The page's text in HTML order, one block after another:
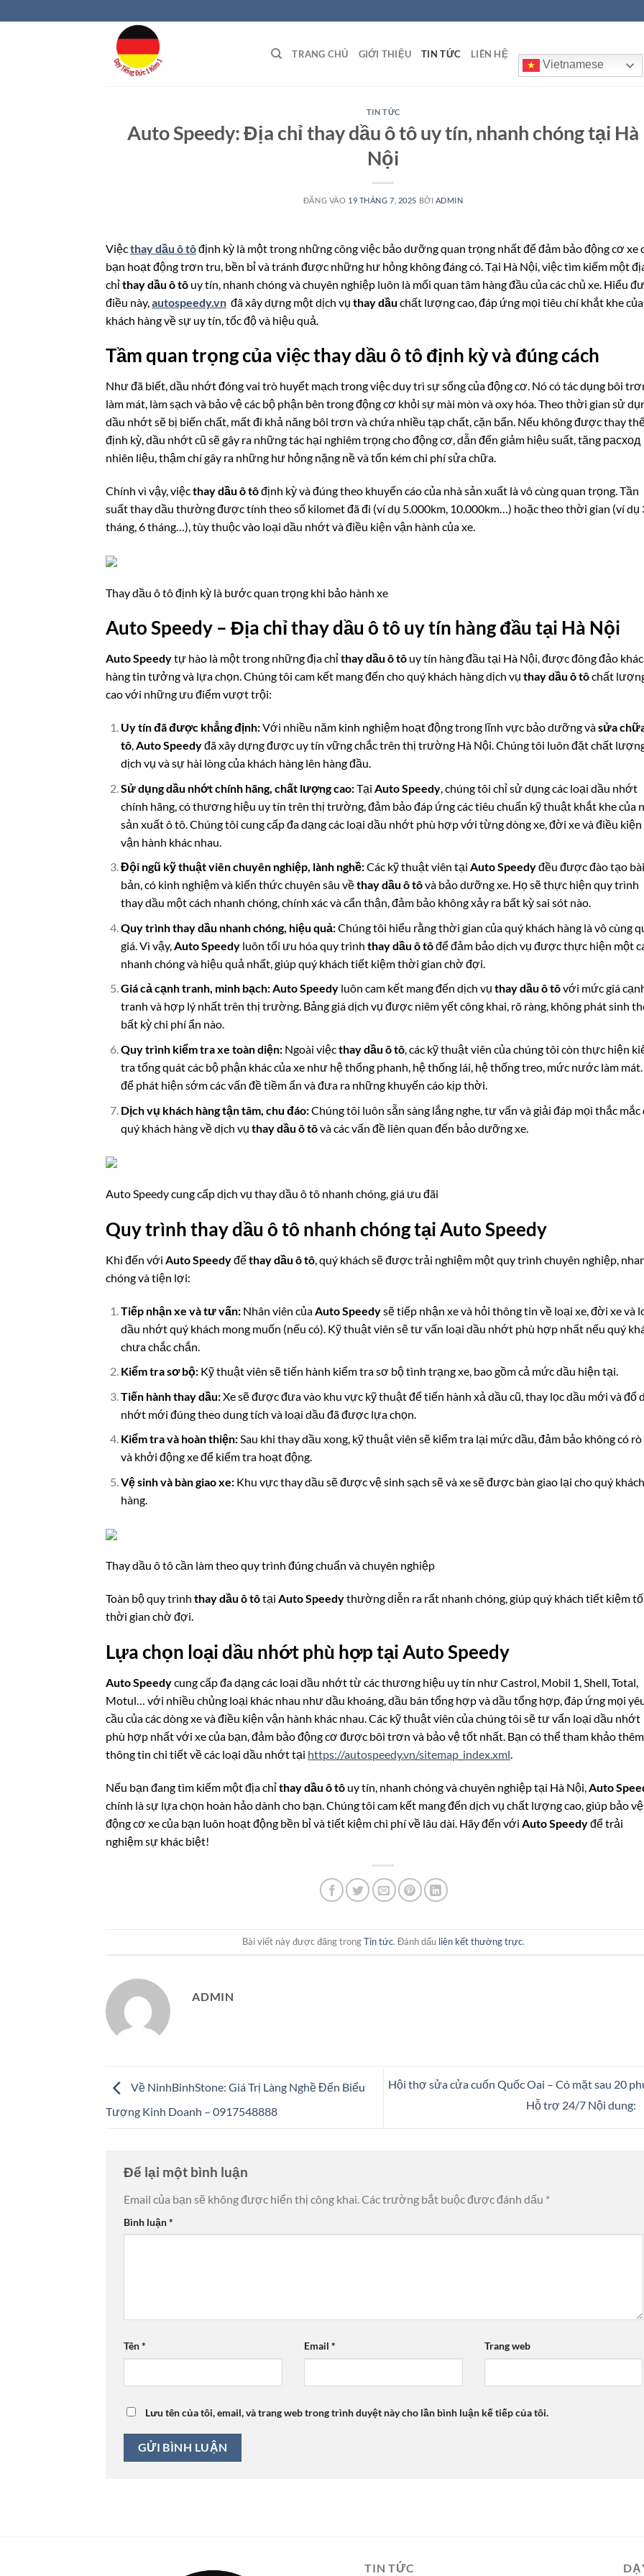
qua
TRANG CHỦ GIỚI THIỆU TIN TỨC LIÊN HỆ
Vietnamese
TIN TỨC
Auto Speedy: Địa chỉ thay dầu ô tô uy tín, nhanh chóng tại Hà
Nội
ĐĂNG VÀO 19 THÁNG 7, 2025 BỞI ADMIN
Việcthay dầu ô tôđịnh kỳ là một trong những công việc bảo dưỡng quan trọng nhất để đảm bảo động cơ xe
bạn hoạt động trơn tru, bền bỉ và tránh được những hư hỏng không đáng có. Tại Hà Nội, việc tìm kiếm một
chỉthay dầu ô tô uy tín, nhanh chóng và chuyên nghiệp luôn là mối quan tâm hàng đầu của các chủ xe. Hiểu
điều này, autospeedy.vn đã xây dựng một dịch vụ thay dầu chất lượng cao, đáp ứng mọi tiêu chí khắt khe của
khách hàng về sự uy tín, tốc độ và hiệu quả.
Tầm quan trọng của việc thay dầu ô tô định kỳ và đúng cách
Như đã biết, dầu nhớt đóng vai trò huyết mạch trong việc duy trì sự sống của động cơ. Nó có tác dụng bôi
làm mát, làm sạch và bảo vệ các bộ phận bên trong động cơ khỏi sự mài mòn và oxy hóa. Theo thời gian sử
dầu nhớt sẽ bị biến chất, mất đi khả năng bôi trơn và chứa nhiều tạp chất, cặn bẩn. Nếu không được thay
định kỳ, dầu nhớt cũ sẽ gây ra những tác hại nghiêm trọng cho động cơ, dẫn đến giảm hiệu suất, tăng расход
nhiên liệu, thậm chí gây ra những hư hỏng nặng nề và tốn kém chi phí sửa chữa.
Chính vì vậy, việcthay dầu ô tôđịnh kỳ và đúng theo khuyến cáo của nhà sản xuất là vô cùng quan trọng. Tần
suất thay dầu thường được tính theo số kilomet đã đi (ví dụ 5.000km, 10.000km…) hoặc theo thời gian (ví dụ
tháng, 6 tháng…), tùy thuộc vào loại dầu nhớt và điều kiện vận hành của xe.
Thay dầu ô tô định kỳ là bước quan trọng khi bảo hành xe
Auto Speedy – Địa chỉ thay dầu ô tô uy tín hàng đầu tại Hà Nội
Auto Speedytự hào là một trong những địa chỉthay dầu ô tô uy tín hàng đầu tại Hà Nội, được đông đảo
hàng tin tưởng và lựa chọn. Chúng tôi cam kết mang đến cho quý khách hàng dịch vụ thay dầu ô tôchất
cao với những ưu điểm vượt trội:
Uy tín đã được khẳng định:Với nhiều năm kinh nghiệm hoạt động trong lĩnh vực bảo dưỡng vàsửa
tô,Auto Speedyđã xây dựng được uy tín vững chắc trên thị trường Hà Nội. Chúng tôi luôn đặt chất
dịch vụ và sự hài lòng của khách hàng lên hàng đầu.
Sử dụng dầu nhớt chính hãng, chất lượng cao:Tại Auto Speedy, chúng tôi chỉ sử dụng các loại dầu nhớt
chính hãng, có thương hiệu uy tín trên thị trường, đảm bảo đáp ứng các tiêu chuẩn kỹ thuật khắt khe của
sản xuất ô tô. Chúng tôi cung cấp đa dạng các loại dầu nhớt phù hợp với từng dòng xe, đời xe và điều kiện
vận hành khác nhau.
Đội ngũ kỹ thuật viên chuyên nghiệp, lành nghề:Các kỹ thuật viên tại Auto Speedyđều được đào tạo bài
bản, có kinh nghiệm và kiến thức chuyên sâu vềthay dầu ô tôvà bảo dưỡng xe. Họ sẽ thực hiện quy trình
thay dầu một cách nhanh chóng, chính xác và cẩn thận, đảm bảo không xảy ra bất kỳ sai sót nào.
Quy trình thay dầu nhanh chóng, hiệu quả:Chúng tôi hiểu rằng thời gian của quý khách hàng là vô cùng
giá. Vì vậy, Auto Speedyluôn tối ưu hóa quy trình thay dầu ô tôđể đảm bảo dịch vụ được thực hiện một
nhanh chóng và hiệu quả nhất, giúp quý khách tiết kiệm thời gian chờ đợi.
Giá cả cạnh tranh, minh bạch:Auto Speedyluôn cam kết mang đến dịch vụ thay dầu ô tôvới mức giá
tranh và hợp lý nhất trên thị trường. Bảng giá dịch vụ được niêm yết công khai, rõ ràng, không phát sinh
bất kỳ chi phí ẩn nào.
Quy trình kiểm tra xe toàn diện:Ngoài việcthay dầu ô tô, các kỹ thuật viên của chúng tôi còn thực hiện
tra tổng quát các bộ phận khác của xe như hệ thống phanh, hệ thống lái, hệ thống treo, mức nước làm
để phát hiện sớm các vấn đề tiềm ẩn và đưa ra những khuyến cáo kịp thời.
Dịch vụ khách hàng tận tâm, chu đáo:Chúng tôi luôn sẵn sàng lắng nghe, tư vấn và giải đáp mọi thắc mắc
quý khách hàng về dịch vụ thay dầu ô tôvà các vấn đề liên quan đến bảo dưỡng xe.
Auto Speedy cung cấp dịch vụ thay dầu ô tô nhanh chóng, giá ưu đãi
Quy trình thay dầu ô tô nhanh chóng tại Auto Speedy
Khi đến với Auto Speedyđểthay dầu ô tô , quý khách sẽ được trải nghiệm một quy trình chuyên nghiệp,
chóng và tiện lợi:
Tiếp nhận xe và tư vấn:Nhân viên của Auto Speedysẽ tiếp nhận xe và hỏi thông tin về loại xe, đời xe và
dầu nhớt quý khách mong muốn (nếu có). Kỹ thuật viên sẽ tư vấn loại dầu nhớt phù hợp nhất nếu quý
chưa chắc chắn.
Kiểm tra sơ bộ:Kỹ thuật viên sẽ tiến hành kiểm tra sơ bộ tình trạng xe, bao gồm cả mức dầu hiện tại.
Tiến hành thay dầu:Xe sẽ được đưa vào khu vực kỹ thuật để tiến hành xả dầu cũ, thay lọc dầu mới và đổ
nhớt mới đúng theo dung tích và loại dầu đã được lựa chọn.
Kiểm tra và hoàn thiện:Sau khi thay dầu xong, kỹ thuật viên sẽ kiểm tra lại mức dầu, đảm bảo không có
và khởi động xe để kiểm tra hoạt động.
Vệ sinh và bàn giao xe:Khu vực thay dầu sẽ được vệ sinh sạch sẽ và xe sẽ được bàn giao lại cho quý khách
hàng.
Thay dầu ô tô cần làm theo quy trình đúng chuẩn và chuyên nghiệp
Toàn bộ quy trình thay dầu ô tôtại Auto Speedythường diễn ra rất nhanh chóng, giúp quý khách tiết kiệm
thời gian chờ đợi.
Lựa chọn loại dầu nhớt phù hợp tại Auto Speedy
Auto Speedycung cấp đa dạng các loại dầu nhớt từ các thương hiệu uy tín như Castrol, Mobil 1, Shell, Total,
Motul… với nhiều chủng loại khác nhau như dầu khoáng, dầu bán tổng hợp và dầu tổng hợp, đáp ứng mọi
cầu của các dòng xe và điều kiện vận hành khác nhau. Các kỹ thuật viên của chúng tôi sẽ tư vấn loại dầu nhớt
phù hợp nhất với xe của bạn, đảm bảo động cơ được bôi trơn và bảo vệ tốt nhất. Bạn có thể tham khảo thêm
thông tin chi tiết về các loại dầu nhớt tại https://autospeedy.vn/sitemap_index.xml.
Nếu bạn đang tìm kiếm một địa chỉthay dầu ô tô uy tín, nhanh chóng và chuyên nghiệp tại Hà Nội, Auto
chính là sự lựa chọn hoàn hảo dành cho bạn. Chúng tôi cam kết mang đến dịch vụ chất lượng cao, giúp bảo vệ
động cơ xe của bạn luôn hoạt động bền bỉ và tiết kiệm chi phí về lâu dài. Hãy đến với Auto Speedyđể trải
nghiệm sự khác biệt!
Bài viết này được đăng trongTin tức. Đánh dấu liên kết thường trực.
ADMIN
Về NinhBinhStone: Giá Trị Làng Nghề Đến Biểu
Tượng Kinh Doanh – 0917548888
Hội thợ sửa cửa cuốn Quốc Oai – Có mặt sau 20
Hỗ trợ 24/7 Nội dung:
Để lại một bình luận
Email của bạn sẽ không được hiển thị công khai. Các trường bắt buộc được đánh dấu *
Bình luận*
Tên* Email * Trang web
Lưu tên của tôi, email, và trang web trong trình duyệt này cho lần bình luận kế tiếp của tôi.
TIN TỨC